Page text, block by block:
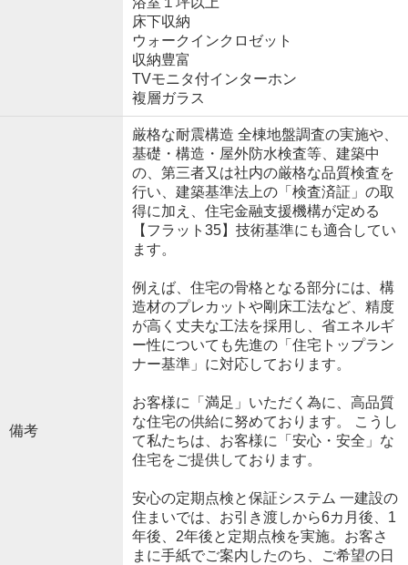
床下収納
ウォークインクロゼット
収納豊富
TVモニタ付インターホン
複層ガラス
備考
厳格な耐震構造 全棟地盤調査の実施や、
基礎・構造・屋外防水検査等、建築中
の、第三者又は社内の厳格な品質検査を
行い、建築基準法上の「検査済証」の取
得に加え、住宅金融支援機構が定める
【フラット35】技術基準にも適合してい
ます。
例えば、住宅の骨格となる部分には、構
造材のプレカットや剛床工法など、精度
が高く丈夫な工法を採用し、省エネルギ
ー性についても先進の「住宅トップラン
ナー基準」に対応しております。
お客様に「満足」いただく為に、高品質
な住宅の供給に努めております。 こうし
て私たちは、お客様に「安心・安全」な
住宅をご提供しております。
安心の定期点検と保証システム 一建設の
住まいでは、お引き渡しから6カ月後、1
年後、2年後と定期点検を実施。お客さ
まに手紙でご案内したのち、ご希望の日